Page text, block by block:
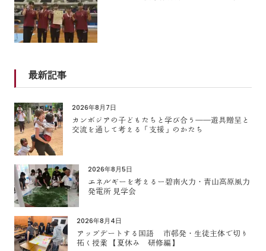
最新記事
2026年8月7日
カンボジアの子どもたちと学び合う――遊具贈呈と
交流を通して考える「支援」のかたち
2026年8月5日
エネルギーを考えるー碧南火力・青山高原風力
発電所 見学会
2026年8月4日
アップデートする国語 市邨発・生徒主体で切り
拓く授業 【夏休み 研修編】